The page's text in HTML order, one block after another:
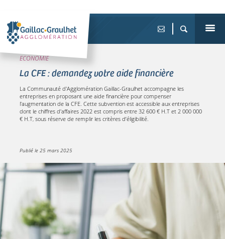
ECONOMIE
La CFE : demandez votre aide financière
La Communauté d'Agglomération Gaillac-Graulhet accompagne les
entreprises en proposant une aide financière pour compenser
l'augmentation de la CFE. Cette subvention est accessible aux entreprises
dont le chiffres d'affaires 2022 est compris entre 32 600 € H.T et 2 000 000
€ H.T, sous réserve de remplir les critères d’éligibilité.
Publié le 25 mars 2025